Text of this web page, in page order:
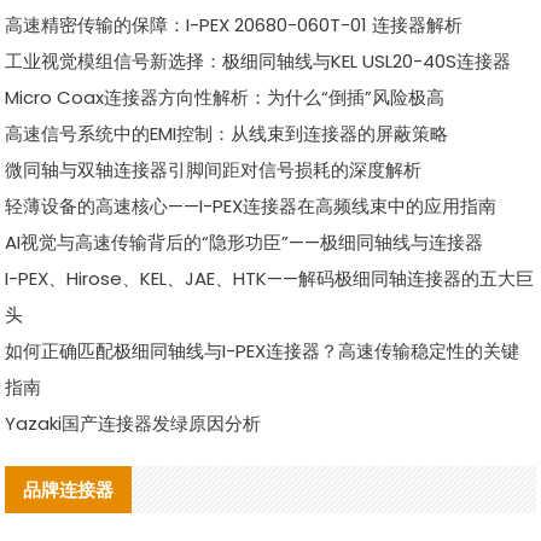
高速精密传输的保障：I-PEX 20680-060T-01 连接器解析
工业视觉模组信号新选择：极细同轴线与KEL USL20-40S连接器
Micro Coax连接器方向性解析：为什么“倒插”风险极高
高速信号系统中的EMI控制：从线束到连接器的屏蔽策略
微同轴与双轴连接器引脚间距对信号损耗的深度解析
轻薄设备的高速核心——I-PEX连接器在高频线束中的应用指南
AI视觉与高速传输背后的“隐形功臣”——极细同轴线与连接器
I-PEX、Hirose、KEL、JAE、HTK——解码极细同轴连接器的五大巨
头
如何正确匹配极细同轴线与I-PEX连接器？高速传输稳定性的关键
指南
Yazaki国产连接器发绿原因分析
品牌连接器